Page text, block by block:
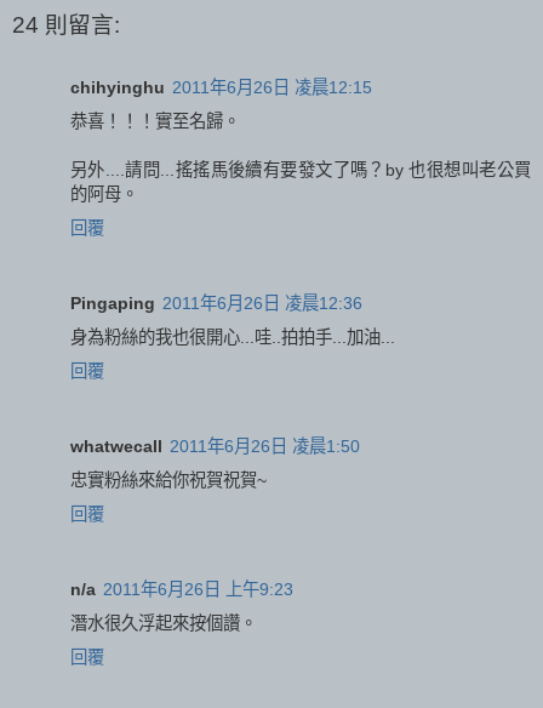
24 則留言:
chihyinghu 2011年6月26日 凌晨12:15
恭喜！！！實至名歸。
另外....請問...搖搖馬後續有要發文了嗎？by 也很想叫老公買
的阿母。
回覆
Pingaping 2011年6月26日 凌晨12:36
身為粉絲的我也很開心...哇..拍拍手...加油...
回覆
whatwecall 2011年6月26日 凌晨1:50
忠實粉絲來給你祝賀祝賀~
回覆
n/a 2011年6月26日 上午9:23
潛水很久浮起來按個讚。
回覆